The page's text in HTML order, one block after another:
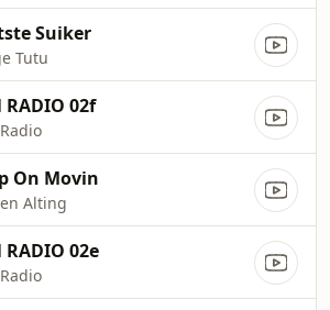
Suiker
Tutu
RADIO 02f
On Movin
Alting
RADIO 02e